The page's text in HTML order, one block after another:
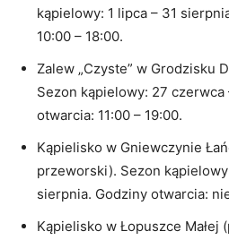
kąpielowy: 1 lipca – 31
10:00 – 18:00.
Zalew „Czyste” w Grodzisku
Sezon kąpielowy: 27
otwarcia: 11:00 – 19:00.
Kąpielisko w Gniewczynie
przeworski). Sezon
sierpnia. Godziny otwarcia:
Kąpielisko w Łopuszce Małej